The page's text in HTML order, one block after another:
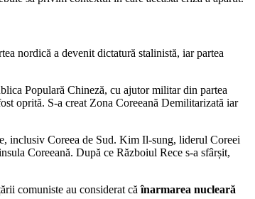
nordică a devenit dictatură stalinistă, iar partea
Populară Chineză, cu ajutor militar din partea
oprită. S-a creat Zona Coreeană Demilitarizată iar
inclusiv Coreea de Sud. Kim Il-sung, liderul Coreei
Coreeană. După ce Războiul Rece s-a sfârșit,
comuniste au considerat că înarmarea nucleară